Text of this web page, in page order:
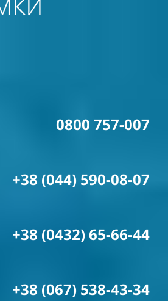
0800 757-007
+38 (044) 590-08-07
+38 (0432) 65-66-44
+38 (067) 538-43-34